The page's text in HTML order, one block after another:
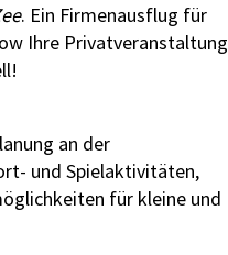
. Ein Firmenausflug für
Ihre Privatveranstaltung
an der
und Spielaktivitäten,
für kleine und